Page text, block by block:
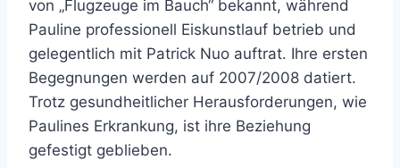
von „Flugzeuge im Bauch“ bekannt, während
Pauline professionell Eiskunstlauf betrieb und
gelegentlich mit Patrick Nuo auftrat. Ihre ersten
Begegnungen werden auf 2007/2008 datiert.
Trotz gesundheitlicher Herausforderungen, wie
Paulines Erkrankung, ist ihre Beziehung
gefestigt geblieben.